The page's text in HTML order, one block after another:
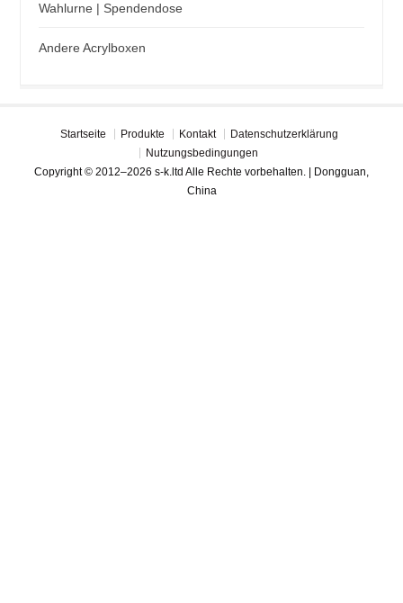
Wahlurne | Spendendose
Andere Acrylboxen
Startseite Produkte Kontakt
Datenschutzerklärung
Nutzungsbedingungen
Copyright © 2012–2026 s-k.ltd Alle Rechte vorbehalten. | Dongguan,
China